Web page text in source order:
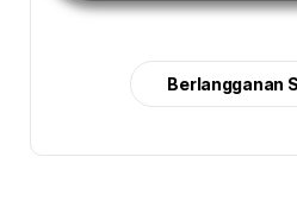
Berlangganan